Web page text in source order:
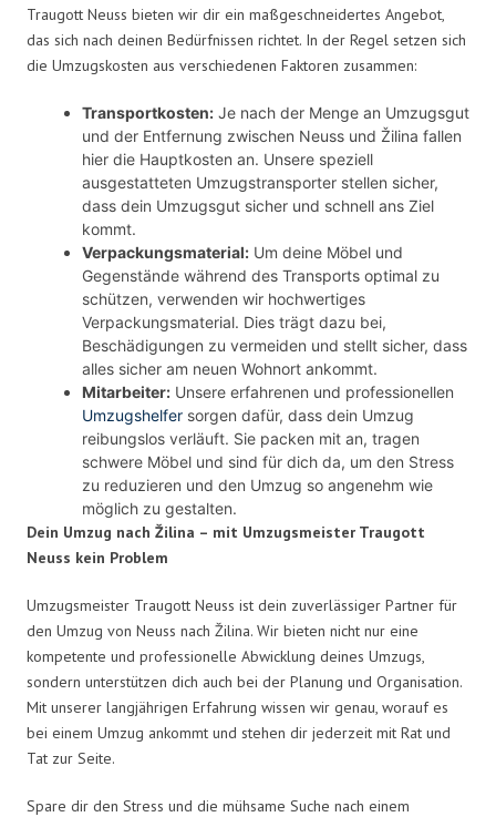
Traugott Neuss bieten wir dir ein maßgeschneidertes Angebot,
das sich nach deinen Bedürfnissen richtet. In der Regel setzen sich
die Umzugskosten aus verschiedenen Faktoren zusammen:
Transportkosten: Je nach der Menge an Umzugsgut
und der Entfernung zwischen Neuss und Žilina fallen
hier die Hauptkosten an. Unsere speziell
ausgestatteten Umzugstransporter stellen sicher,
dass dein Umzugsgut sicher und schnell ans Ziel
kommt.
Verpackungsmaterial: Um deine Möbel und
Gegenstände während des Transports optimal zu
schützen, verwenden wir hochwertiges
Verpackungsmaterial. Dies trägt dazu bei,
Beschädigungen zu vermeiden und stellt sicher, dass
alles sicher am neuen Wohnort ankommt.
Mitarbeiter: Unsere erfahrenen und professionellen
Umzugshelfer sorgen dafür, dass dein Umzug
reibungslos verläuft. Sie packen mit an, tragen
schwere Möbel und sind für dich da, um den Stress
zu reduzieren und den Umzug so angenehm wie
möglich zu gestalten.
Dein Umzug nach Žilina – mit Umzugsmeister Traugott
Neuss kein Problem
Umzugsmeister Traugott Neuss ist dein zuverlässiger Partner für
den Umzug von Neuss nach Žilina. Wir bieten nicht nur eine
kompetente und professionelle Abwicklung deines Umzugs,
sondern unterstützen dich auch bei der Planung und Organisation.
Mit unserer langjährigen Erfahrung wissen wir genau, worauf es
bei einem Umzug ankommt und stehen dir jederzeit mit Rat und
Tat zur Seite.
Spare dir den Stress und die mühsame Suche nach einem